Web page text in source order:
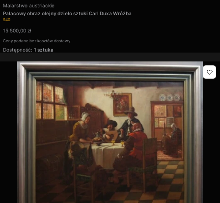
Kod produktu
940
Pałacowy obraz olejny dzieło sztuki Carl Duxa Wróżba
Producent
Malarstwo austriackie
Cena
15 500,00 zł
Ceny podane bez kosztów dostawy.
Dostępność: 1 sztuka